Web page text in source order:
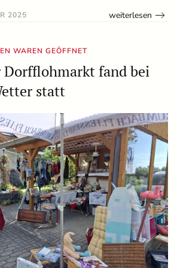
2025 weiterlesen
WAREN GEÖFFNET
fand bei
statt